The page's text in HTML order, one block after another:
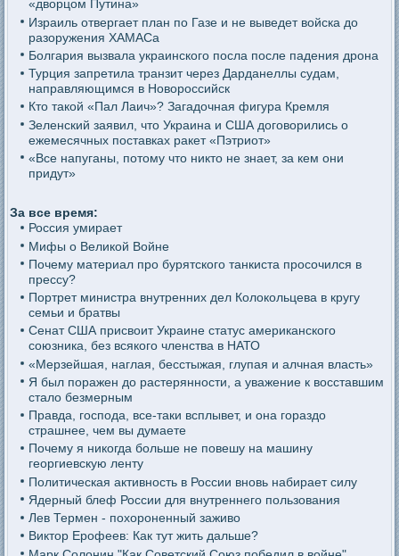
«дворцом Путина»
Израиль отвергает план по Газе и не выведет войска до
разоружения ХАМАСа
Болгария вызвала украинского посла после падения дрона
Турция запретила транзит через Дарданеллы судам,
направляющимся в Новороссийск
Кто такой «Пал Лаич»? Загадочная фигура Кремля
Зеленский заявил, что Украина и США договорились о
ежемесячных поставках ракет «Пэтриот»
«Все напуганы, потому что никто не знает, за кем они
придут»
За все время:
Россия умирает
Мифы о Великой Войне
Почему материал про бурятского танкиста просочился в
прессу?
Портрет министра внутренних дел Колокольцева в кругу
семьи и братвы
Сенат США присвоит Украине статус американского
союзника, без всякого членства в НАТО
«Мерзейшая, наглая, бесстыжая, глупая и алчная власть»
Я был поражен до растерянности, а уважение к восставшим
стало безмерным
Правда, господа, все-таки всплывет, и она гораздо
страшнее, чем вы думаете
Почему я никогда больше не повешу на машину
георгиевскую ленту
Политическая активность в России вновь набирает силу
Ядерный блеф России для внутреннего пользования
Лев Термен - похороненный заживо
Виктор Ерофеев: Как тут жить дальше?